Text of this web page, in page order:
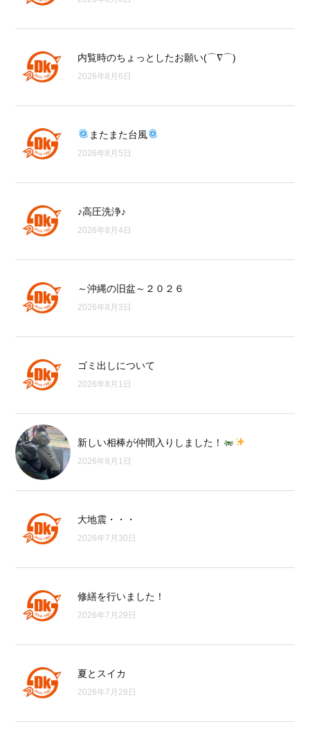
内覧時のちょっとしたお願い(⌒∇⌒)
2026年8月6日
またまた台風
2026年8月5日
♪高圧洗浄♪
2026年8月4日
～沖縄の旧盆～２０２６
2026年8月3日
ゴミ出しについて
2026年8月1日
新しい相棒が仲間入りしました！
2026年8月1日
大地震・・・
2026年7月30日
修繕を行いました！
2026年7月29日
夏とスイカ
2026年7月28日